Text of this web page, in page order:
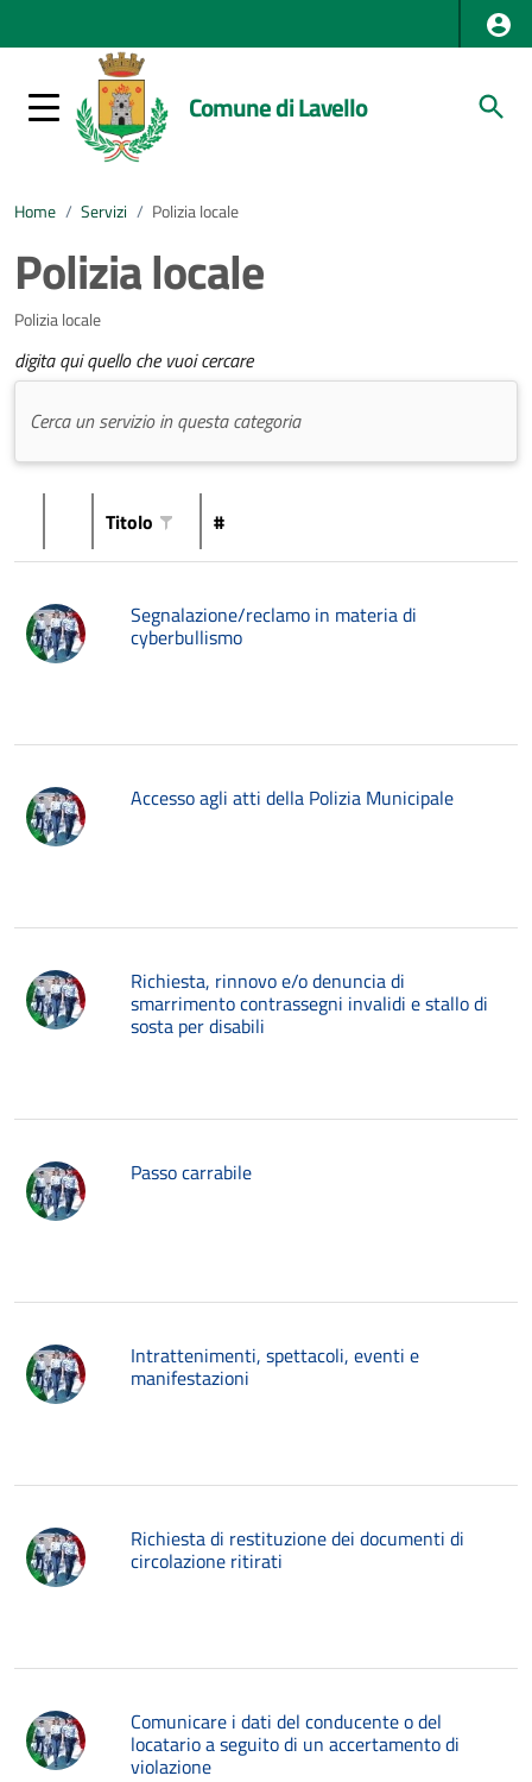
Comune di Lavello
Home / Servizi / Polizia locale
Polizia locale
Polizia locale
digita qui quello che vuoi cercare
Titolo #
Segnalazione/reclamo in materia di
cyberbullismo
Accesso agli atti della Polizia Municipale
Richiesta, rinnovo e/o denuncia di
smarrimento contrassegni invalidi e stallo di
sosta per disabili
Passo carrabile
Intrattenimenti, spettacoli, eventi e
manifestazioni
Richiesta di restituzione dei documenti di
circolazione ritirati
Comunicare i dati del conducente o del
locatario a seguito di un accertamento di
violazione